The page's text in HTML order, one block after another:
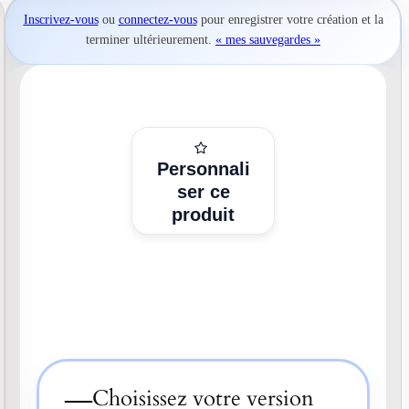
Inscrivez-vousou connectez-vouspour enregistrer votre création et la
terminer ultérieurement. « mes sauvegardes »
Personnali
ser ce
produit
—Choisissez votre version